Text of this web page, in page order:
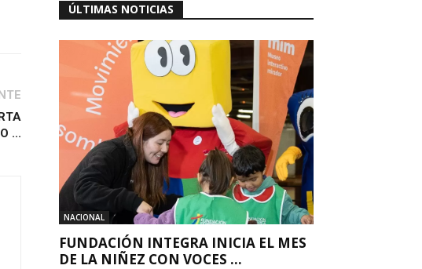
...
ÚLTIMAS NOTICIAS
NACIONAL
FUNDACIÓN INTEGRA INICIA EL MES
DE LA NIÑEZ CON VOCES ...